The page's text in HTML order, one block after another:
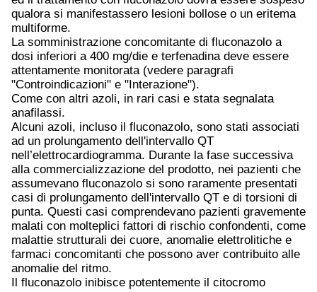
qualora si manifestassero lesioni bollose o un eritema
multiforme.
La somministrazione concomitante di fluconazolo a
dosi inferiori a 400 mg/die e terfenadina deve essere
attentamente monitorata (vedere paragrafi
"Controindicazioni" e "Interazione").
Come con altri azoli, in rari casi e stata segnalata
anafilassi.
Alcuni azoli, incluso il fluconazolo, sono stati associati
ad un prolungamento dell'intervallo QT
nell’elettrocardiogramma. Durante la fase successiva
alla commercializzazione del prodotto, nei pazienti che
assumevano fluconazolo si sono raramente presentati
casi di prolungamento dell'intervallo QT e di torsioni di
punta. Questi casi comprendevano pazienti gravemente
malati con molteplici fattori di rischio confondenti, come
malattie strutturali dei cuore, anomalie elettrolitiche e
farmaci concomitanti che possono aver contribuito alle
anomalie del ritmo.
Il fluconazolo inibisce potentemente il citocromo